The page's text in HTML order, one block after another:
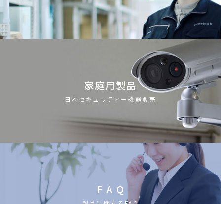
家庭用製品
日本セキュリティー機器販売
F A Q